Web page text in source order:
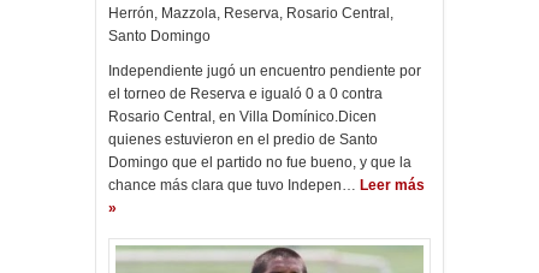
Herrón, Mazzola, Reserva, Rosario Central ,
Santo Domingo
Independiente jugó un encuentro pendiente por
el torneo de Reserva e igualó 0 a 0 contra
Rosario Central, en Villa Domínico.Dicen
quienes estuvieron en el predio de Santo
Domingo que el partido no fue bueno, y que la
chance más clara que tuvo Indepen… Leer más
»